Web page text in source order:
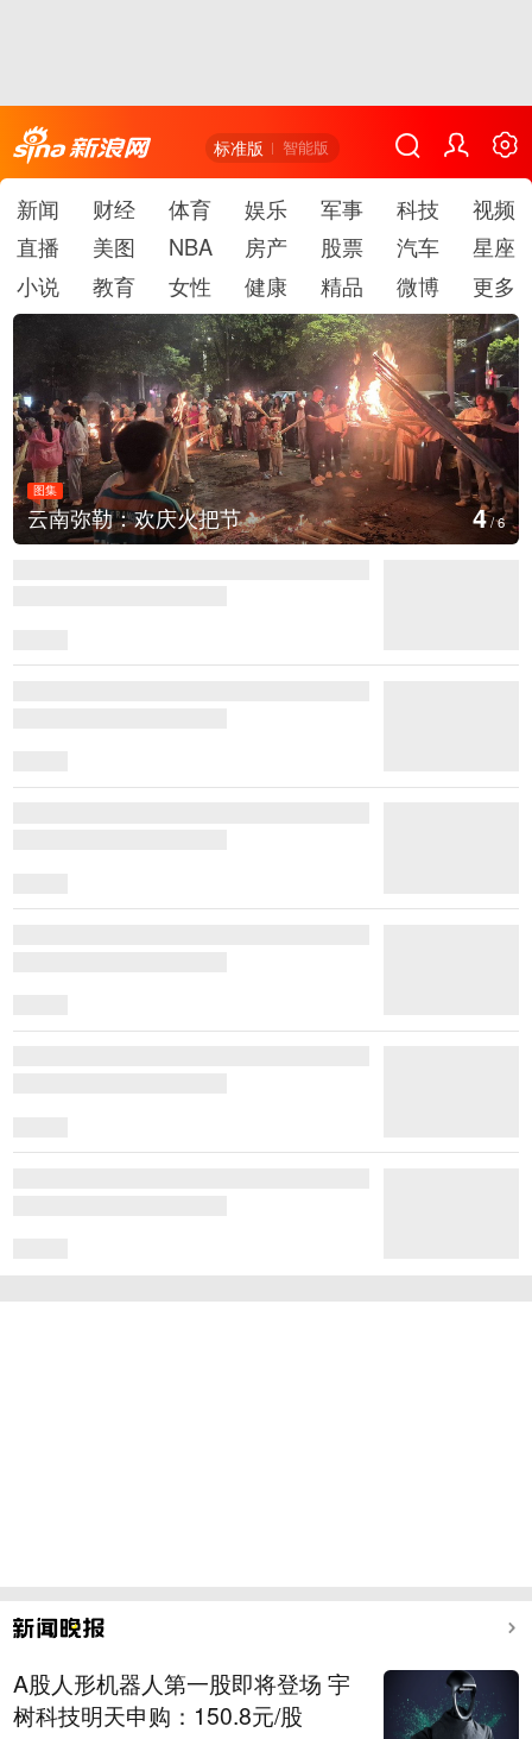
标准版 智能版
新闻 财经 体育 娱乐 军事 科技
视频
直播
美图 NBA 房产 股票 汽车
星座
小说
教育 女性 健康 精品 微博 更多
把节
图集
江西铅山：千灯
5/6
A股人形机器人第一股即将登场 宇
树科技明天申购：150.8元/股